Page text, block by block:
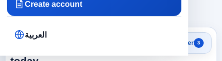
Create account
العربية
Search results
Filter 3